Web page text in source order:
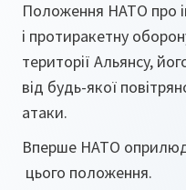
Положення НАТО про
і протиракетну
території Альянсу,
від будь-якої
атаки.
Вперше НАТО
цього положення.